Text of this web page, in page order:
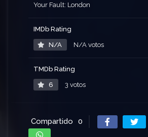
Your Fault: London
IMDb Rating
N/A N/A votos
TMDb Rating
6 3 votos
Compartido 0